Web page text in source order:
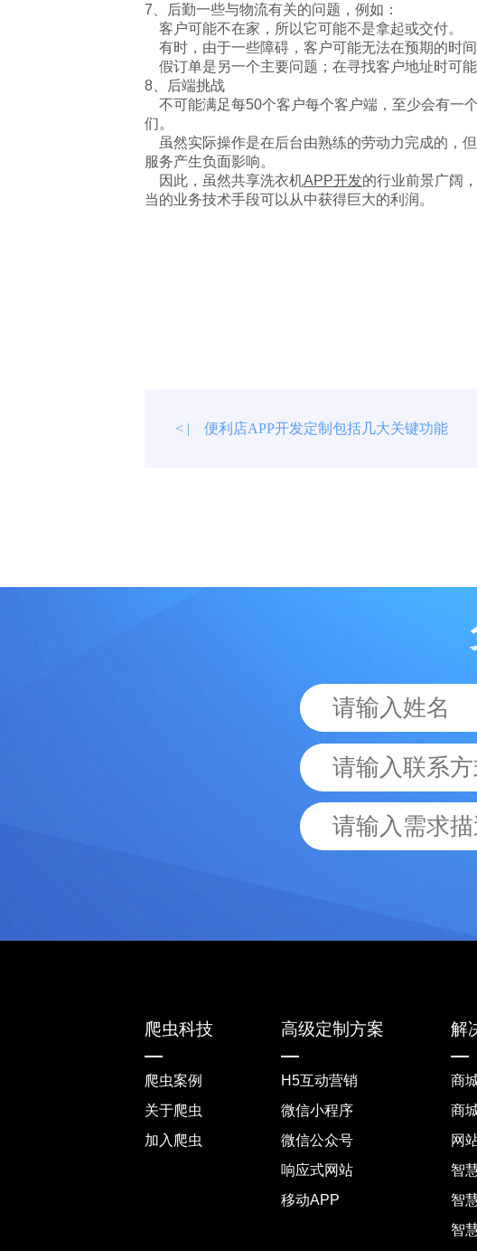
7、后勤一些与物流有关的问题，例如：
客户可能不在家，所以它可能不是拿起或交付。
有时，由于一些障碍，客户可能无法在预期的时间
假订单是另一个主要问题；在寻找客户地址时可能
8、后端挑战
不可能满足每50个客户每个客户端，至少会有一
们。
虽然实际操作是在后台由熟练的劳动力完成的，
服务产生负面影响。
因此，虽然共享洗衣机APP开发的行业前景广阔
当的业务技术手段可以从中获得巨大的利润。
< | 便利店APP开发定制包括几大关键功能
爬虫科技
爬虫案例
关于爬虫
加入爬虫
高级定制方案
H5互动营销
微信小程序
微信公众号
响应式网站
移动APP
解
商
商
网
智
智
智